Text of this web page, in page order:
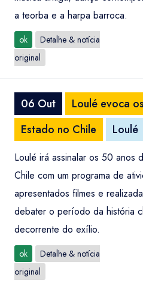
a teorba e a harpa barroca.
ok
Detalhe & notícia
original
06 Out
Loulé evoca
Estado no Chile
Loulé
Loulé irá assinalar os 50 anos
Chile com um programa de
apresentados filmes e
debater o período da história
decorrente do exílio.
ok
Detalhe & notícia
original